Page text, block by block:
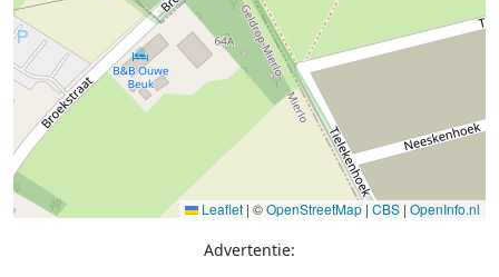
Leaflet | ©OpenStreetMap | CBS | OpenInfo.nl
Advertentie: